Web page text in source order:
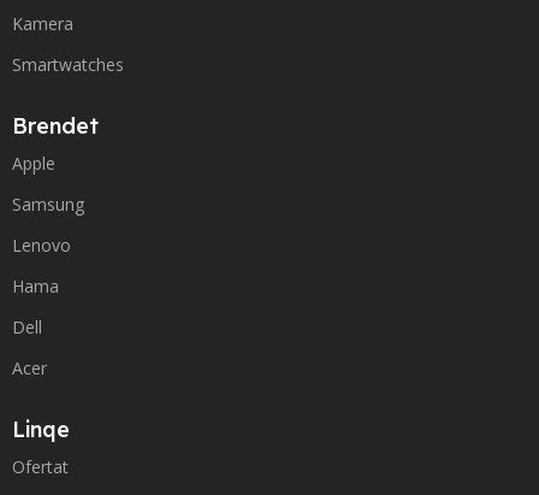
Kamera
Smartwatches
Brendet
Apple
Samsung
Lenovo
Hama
Dell
Acer
Linqe
Ofertat